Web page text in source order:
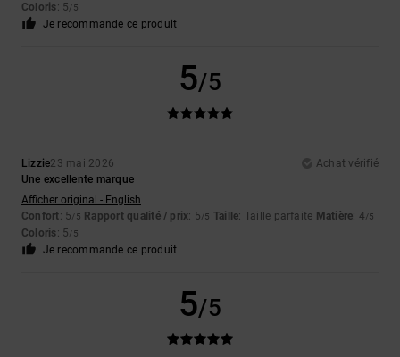
Coloris: 5/5
Je recommande ce produit
5/5
Lizzie23 mai 2026
Achat vérifié
Une excellente marque
Afficher original - English
Confort: 5/5 Rapport qualité / prix: 5/5 Taille: Taille parfaite Matière: 4/5
Coloris: 5/5
Je recommande ce produit
5/5